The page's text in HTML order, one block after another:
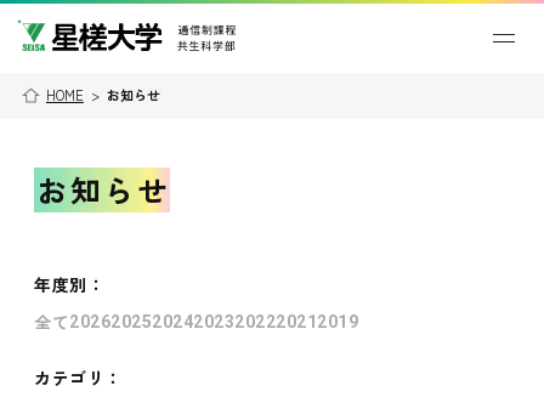
HOME > お知らせ
お知らせ
年度別 ：
全て202620252024202320222021 2019
カテゴリ：